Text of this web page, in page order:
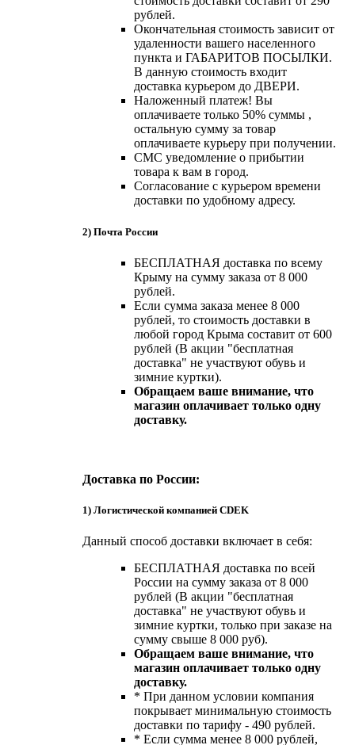
рублей.
Окончательная стоимость зависит от
удаленности вашего населенного
пункта и ГАБАРИТОВ ПОСЫЛКИ.
В данную стоимость входит
доставка курьером до ДВЕРИ.
Наложенный платеж! Вы
оплачиваете только 50% суммы ,
остальную сумму за товар
оплачиваете курьеру при получении.
СМС уведомление о прибытии
товара к вам в город.
Согласование с курьером времени
доставки по удобному адресу.
2) Почта России
БЕСПЛАТНАЯ доставка по всему
Крыму на сумму заказа от 8 000
рублей.
Если сумма заказа менее 8 000
рублей, то стоимость доставки в
любой город Крыма составит от 600
рублей (В акции "бесплатная
доставка" не участвуют обувь и
зимние куртки).
Обращаем ваше внимание, что
магазин оплачивает только одну
доставку.
Доставка по России:
1) Логистической компанией CDEK
Данный способ доставки включает в себя:
БЕСПЛАТНАЯ доставка по всей
России на сумму заказа от 8 000
рублей (В акции "бесплатная
доставка" не участвуют обувь и
зимние куртки, только при заказе на
сумму свыше 8 000 руб).
Обращаем ваше внимание, что
магазин оплачивает только одну
доставку.
* При данном условии компания
покрывает минимальную стоимость
доставки по тарифу - 490 рублей.
* Если сумма менее 8 000 рублей,